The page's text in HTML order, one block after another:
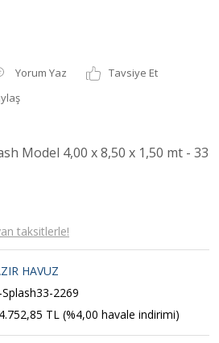
Yorum Yaz
Tavsiye Et
Model 4,00 x 8,50 x 1,50 mt - 33
taksitlerle!
HAVUZ
2269
TL (%4,00 havale indirimi)